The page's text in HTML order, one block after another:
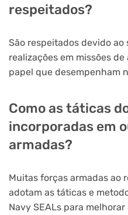
respeitados?
São respeitados devido
realizações em missões
papel que desempenham
Como as táticas
incorporadas em
armadas?
Muitas forças armadas ao
adotam as táticas e
Navy SEALs para